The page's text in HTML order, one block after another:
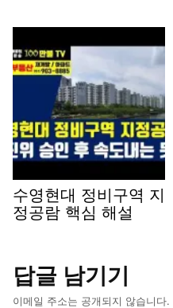
수영현대 정비구역 지
정공람 핵심 해설
답글 남기기
이메일 주소는 공개되지 않습니다.